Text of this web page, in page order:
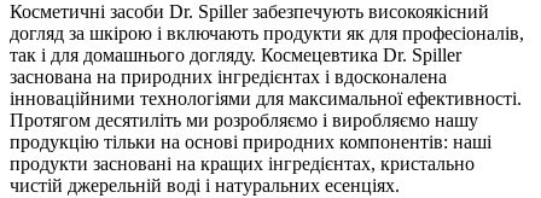
Косметичні засоби Dr. Spiller забезпечують високоякісний
догляд за шкірою і включають продукти як для професіоналів,
так і для домашнього догляду. Космецевтика Dr. Spiller
заснована на природних інгредієнтах і вдосконалена
інноваційними технологіями для максимальної ефективності.
Протягом десятиліть ми розробляємо і виробляємо нашу
продукцію тільки на основі природних компонентів: наші
продукти засновані на кращих інгредієнтах, кристально
чистій джерельній воді і натуральних есенціях.